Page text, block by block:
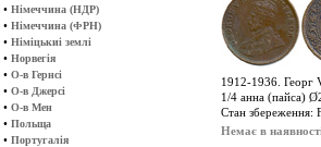
• Німеччина (НДР)
• Німеччина (ФРН)
• Німіцькиі землі
• Норвегія
• О-в Гернсі
• О-в Джерсі
• О-в Мен
• Польща
• Португалія
1912-1936. Георг
1/4 анна (пайса)
Стан збереження:
Немає в